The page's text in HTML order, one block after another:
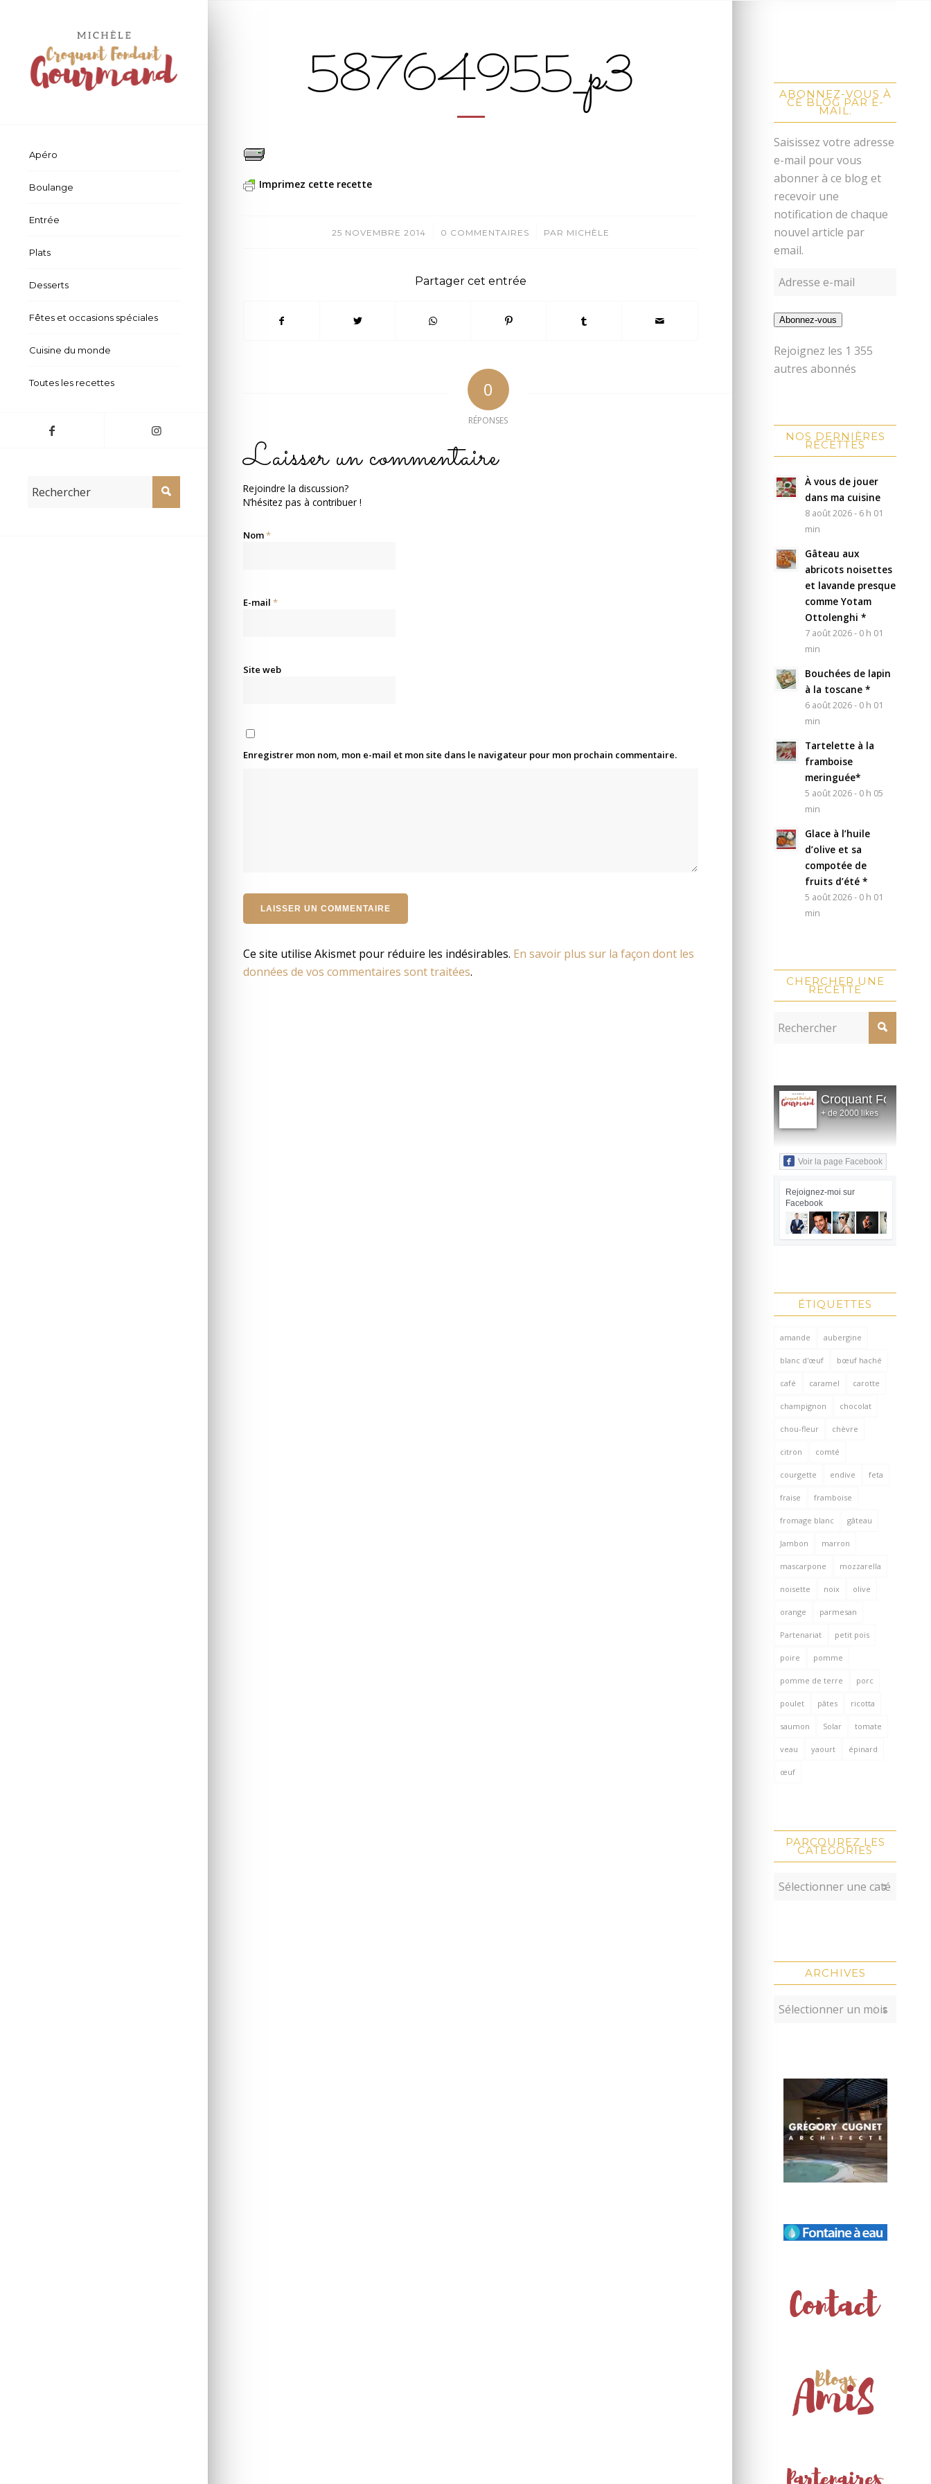
Apéro
Boulange
Entrée
Plats
Desserts
Fêtes et occasions spéciales
Cuisine du monde
Toutes les recettes
58764955_p3
Imprimez cette recette
25 NOVEMBRE 2014
/ 0 COMMENTAIRES
/ PAR MICHÈLE
Partager cet entrée
0
RÉPONSES
Laisser un commentaire
Rejoindre la discussion?
N’hésitez pas à contribuer !
Nom*
E-mail *
Site web
Enregistrer mon nom, mon e-mail et mon site dans le navigateur pour mon prochain commentaire.
Ce site utilise Akismet pour réduire les indésirables. En savoir plus sur la façon dont les
données de vos commentaires sont traitées.
ABONNEZ-VOUS À
CE BLOG PAR E-
MAIL.
Saisissez votre adresse
e-mail pour vous
abonner à ce blog et
recevoir une
notification de chaque
nouvel article par
email.
Abonnez-vous
Rejoignez les 1 355
autres abonnés
NOS DERNIÈRES
RECETTES
À vous de jouer
dans ma cuisine
8 août 2026 - 6 h 01
min
Gâteau aux
abricots noisettes
et lavande presque
comme Yotam
Ottolenghi *
7 août 2026 - 0 h 01
min
Bouchées de lapin
à la toscane *
6 août 2026 - 0 h 01
min
Tartelette à la
framboise
meringuée*
5 août 2026 - 0 h 05
min
Glace à l’huile
d’olive et sa
compotée de
fruits d’été *
5 août 2026 - 0 h 01
min
CHERCHER UNE
RECETTE
Croquant Fondant
+ de 2000 likes
Voir la page Facebook
Rejoignez-moi sur
Facebook
ÉTIQUETTES
amande aubergine
blanc d'œuf bœuf haché
café caramel carotte
champignon chocolat
chou-fleur chèvre
citron comté
courgette endive feta
fraise framboise
fromage blanc gâteau
Jambon marron
mascarpone mozzarella
noisette noix olive
orange parmesan
Partenariat petit pois
poire pomme
pomme de terre porc
poulet pâtes ricotta
saumon Solar tomate
veau yaourt épinard
œuf
PARCOUREZ LES
CATÉGORIES
ARCHIVES